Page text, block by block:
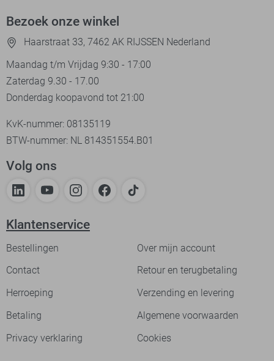
Bezoek onze winkel
Haarstraat 33, 7462 AK RIJSSEN Nederland
Maandag t/m Vrijdag 9:30 - 17:00
Zaterdag 9.30 - 17.00
Donderdag koopavond tot 21:00
KvK-nummer: 08135119
BTW-nummer: NL 814351554.B01
Volg ons
Klantenservice
Bestellingen
Over mijn account
Contact
Retour en terugbetaling
Herroeping
Verzending en levering
Betaling
Algemene voorwaarden
Privacy verklaring
Cookies